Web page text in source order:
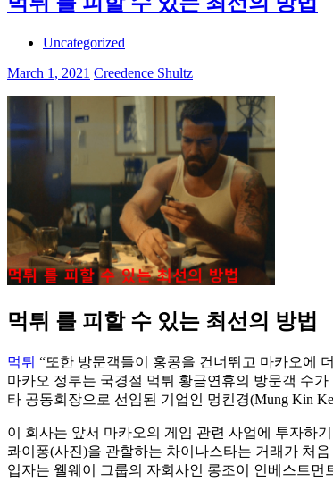
Uncategorized
March 1, 2021 Creedence Shultz
먹튀 를 피할 수 있는 최선의 방법
먹튀 “또한 방문객들이 홍콩을 건너뛰고 마카오에
마카오 정부는 국경절 먹튀 황금연휴의 방문객 수
타 공동회장으로 선임된 기업인 멍킨경(Mung Kin
이 회사는 앞서 마카오의 게임 관련 사업에 투자하
콰이퐁(사진)을 관할하는 차이나스타는 거래가 처
입자는 웰웨이 그룹의 자회사인 롱조이 인베스트먼